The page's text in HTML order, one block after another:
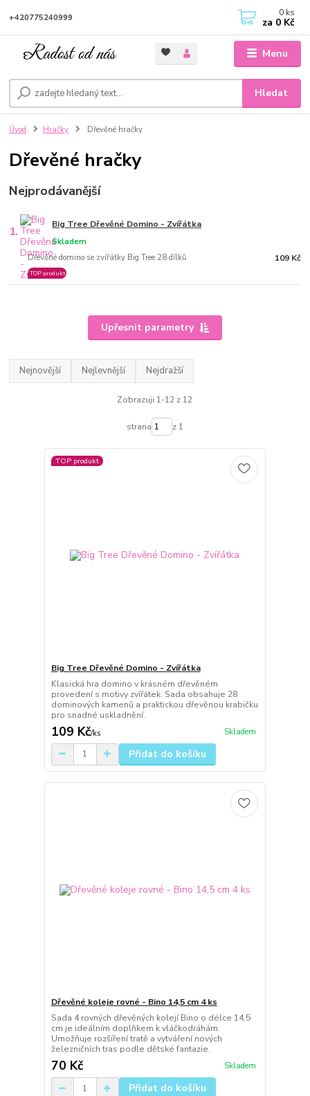
Menu
Hledat
+420775240999 0 ks
za 0 Kč
Úvod Hračky Dřevěné hračky
Dřevěné hračky
Nejprodávanější
1. Big Tree Dřevěné Domino - Zvířátka
Dřevěné domino se zvířátky Big Tree 28 dílků
Skladem
TOP produkt
109 Kč
Upřesnit parametry
Nejnovější Nejlevnější Nejdražší
Zobrazuji 1-12 z 12
strana z 1
TOP produkt
Big Tree Dřevěné Domino - Zvířátka
Klasická hra domino v krásném dřevěném
provedení s motivy zvířátek. Sada obsahuje 28
dominových kamenů a praktickou dřevěnou krabičku
pro snadné uskladnění.
109 Kč/ks Skladem
Přidat do košíku
Dřevěné koleje rovné - Bino 14,5 cm 4 ks
Sada 4 rovných dřevěných kolejí Bino o délce 14,5
cm je ideálním doplňkem k vláčkodráhám.
Umožňuje rozšíření tratě a vytváření nových
železničních tras podle dětské fantazie.
70 Kč Skladem
Přidat do košíku